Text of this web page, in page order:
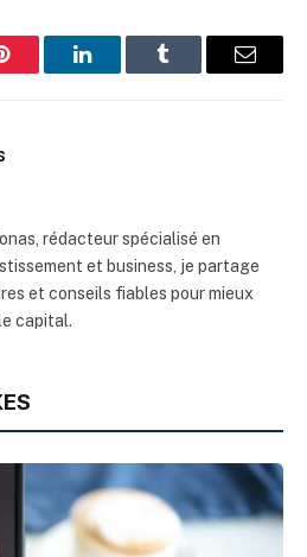
Pinterest LinkedInTumblr Email
rédacteur spécialisé en
et business, je partage
et conseils fiables pour mieux
capital.